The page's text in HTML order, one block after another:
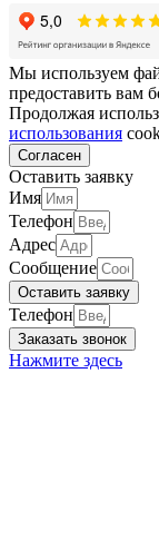
Мы используем
предоставить вам
Продолжая
использования
Согласен
Оставить заявку
Имя
Телефон
Адрес
Сообщение
Оставить заявку​
Телефон
Заказать звонок
Нажмите здесь